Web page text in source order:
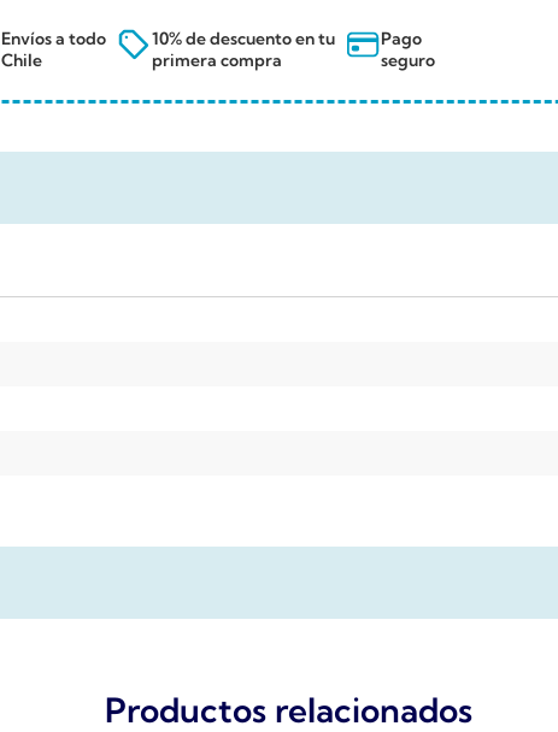
Envíos a todo
Chile
10% de descuento en tu
primera compra
Pago
seguro
Productos relacionados